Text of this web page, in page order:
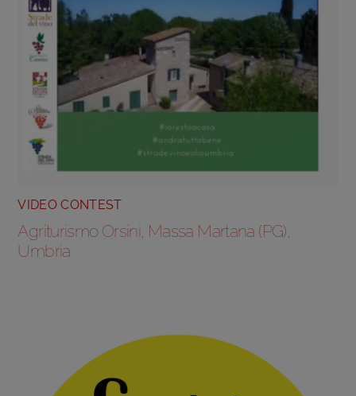
VIDEO CONTEST
Agriturismo Orsini, Massa Martana (PG),
Umbria